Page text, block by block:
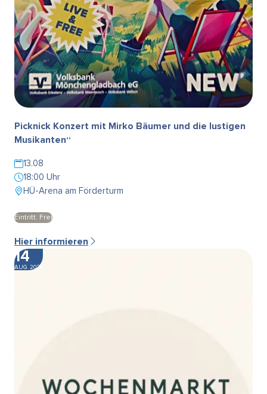
Picknick Konzert mit Mirko Bäumer und die lustigen
Musikanten“
13.08
18:00 Uhr
HÜ-Arena am Förderturm
Eintritt: Frei
Hier informieren
14
AUG. 2026